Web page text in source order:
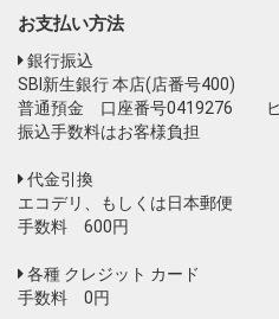
お支払い方法
銀行振込
SBI新生銀行 本店(店番号400)
普通預金 口座番号0419276
振込手数料はお客様負担
代金引換
エコデリ、もしくは日本郵便
手数料 600円
各種 クレジット カード
手数料 0円